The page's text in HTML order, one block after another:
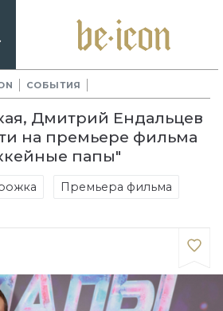
СОБЫТИЯ
Дмитрий Ендальцев
на премьере фильма
папы"
Премьера фильма